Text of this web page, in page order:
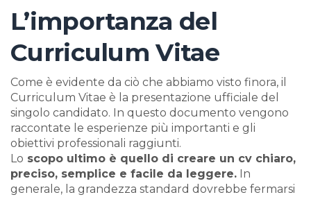
L’importanza del
Curriculum Vitae
Come è evidente da ciò che abbiamo visto finora, il
Curriculum Vitae è la presentazione ufficiale del
singolo candidato. In questo documento vengono
raccontate le esperienze più importanti e gli
obiettivi professionali raggiunti.
Lo scopo ultimo è quello di creare un cv chiaro,
preciso, semplice e facile da leggere. In
generale, la grandezza standard dovrebbe fermarsi